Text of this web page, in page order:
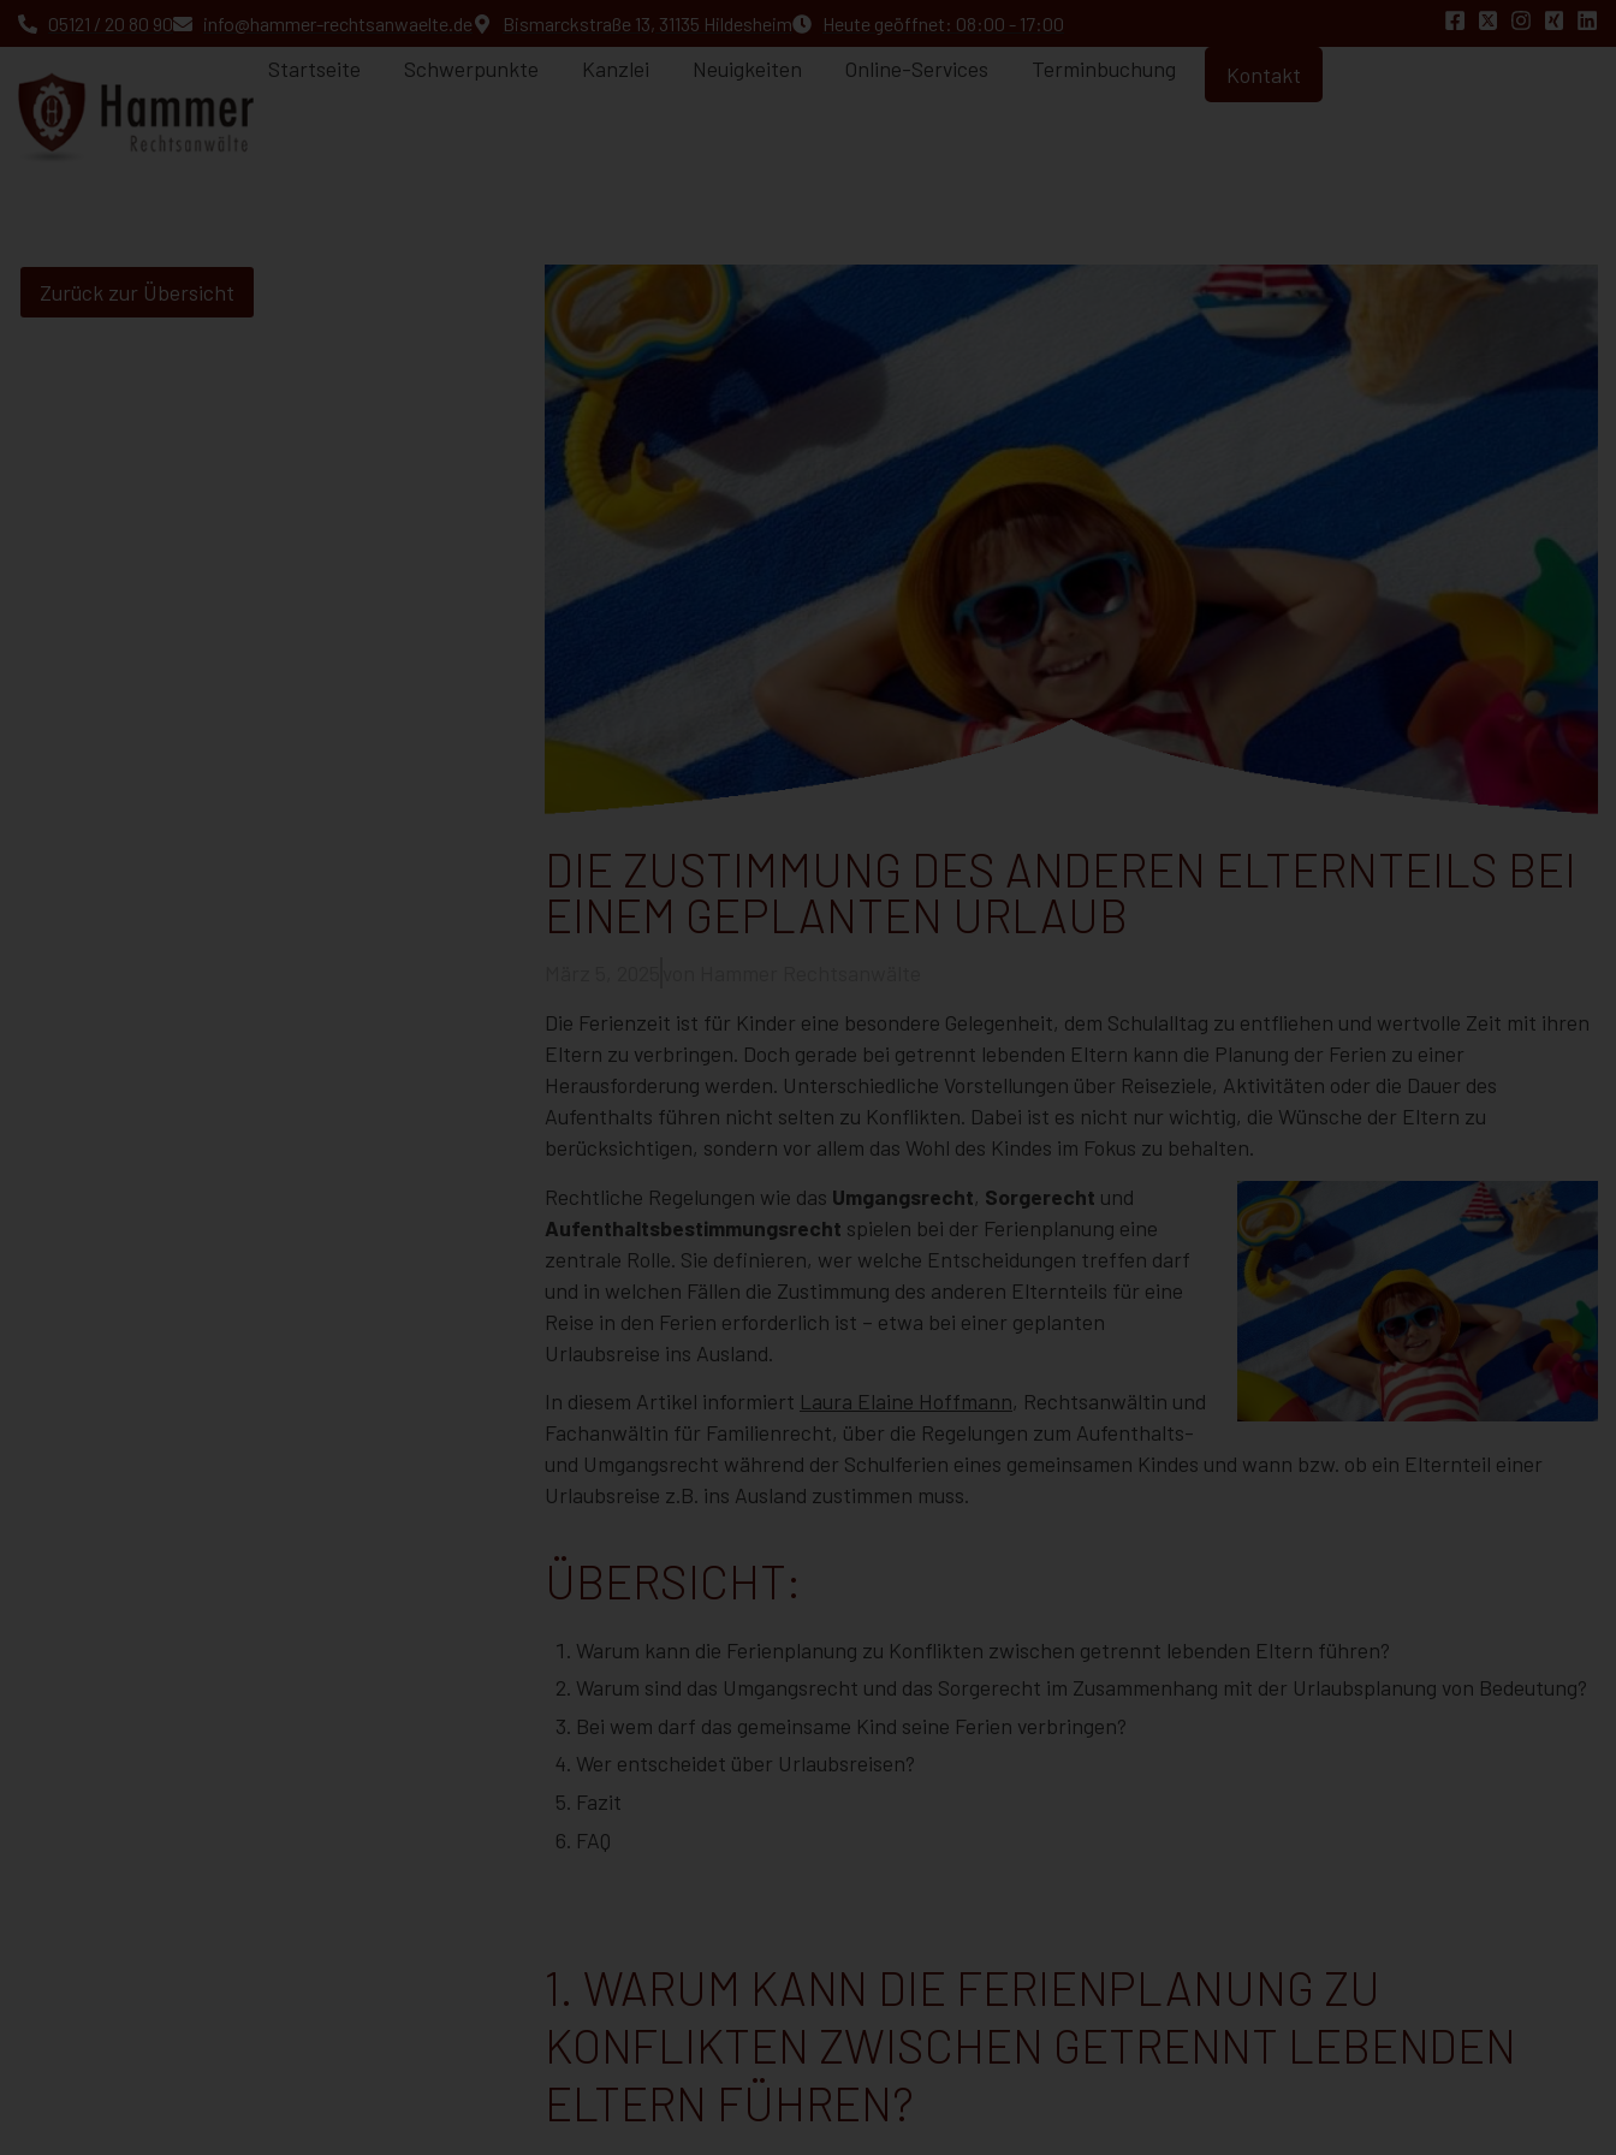
05121 / 20 80 90 info@hammer-rechtsanwaelte.de Bismarckstraße 13, 31135 Hildesheim Heute geöffnet: 08:00 - 17:00
Startseite Schwerpunkte Kanzlei Neuigkeiten Online-Services Terminbuchung Kontakt
Zurück zur Übersicht
DIE ZUSTIMMUNG DES ANDEREN ELTERNTEILS BEI
EINEM GEPLANTEN URLAUB
Die Ferienzeit ist für Kinder eine besondere Gelegenheit, dem Schulalltag zu entfliehen und wertvolle Zeit mit ihren
Eltern zu verbringen. Doch gerade bei getrennt lebenden Eltern kann die Planung der Ferien zu einer
Herausforderung werden. Unterschiedliche Vorstellungen über Reiseziele, Aktivitäten oder die Dauer des
Aufenthalts führen nicht selten zu Konflikten. Dabei ist es nicht nur wichtig, die Wünsche der Eltern zu
berücksichtigen, sondern vor allem das Wohl des Kindes im Fokus zu behalten.
Rechtliche Regelungen wie das Umgangsrecht, Sorgerecht und
Aufenthaltsbestimmungsrecht spielen bei der Ferienplanung eine
zentrale Rolle. Sie definieren, wer welche Entscheidungen treffen darf
und in welchen Fällen die Zustimmung des anderen Elternteils für eine
Reise in den Ferien erforderlich ist – etwa bei einer geplanten
Urlaubsreise ins Ausland.
In diesem Artikel informiert Laura Elaine Hoffmann, Rechtsanwältin und
Fachanwältin für Familienrecht, über die Regelungen zum Aufenthalts-
und Umgangsrecht während der Schulferien eines gemeinsamen Kindes und wann bzw. ob ein Elternteil einer
Urlaubsreise z.B. ins Ausland zustimmen muss.
ÜBERSICHT:
Warum kann die Ferienplanung zu Konflikten zwischen getrennt lebenden Eltern führen?
Warum sind das Umgangsrecht und das Sorgerecht im Zusammenhang mit der Urlaubsplanung von Bedeutung?
Bei wem darf das gemeinsame Kind seine Ferien verbringen?
Wer entscheidet über Urlaubsreisen?
Fazit
FAQ
1. WARUM KANN DIE FERIENPLANUNG ZU
KONFLIKTEN ZWISCHEN GETRENNT LEBENDEN
ELTERN FÜHREN?